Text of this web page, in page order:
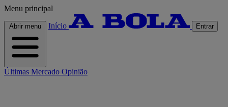
Menu principal
Abrir menu Início Entrar
Últimas Mercado Opinião